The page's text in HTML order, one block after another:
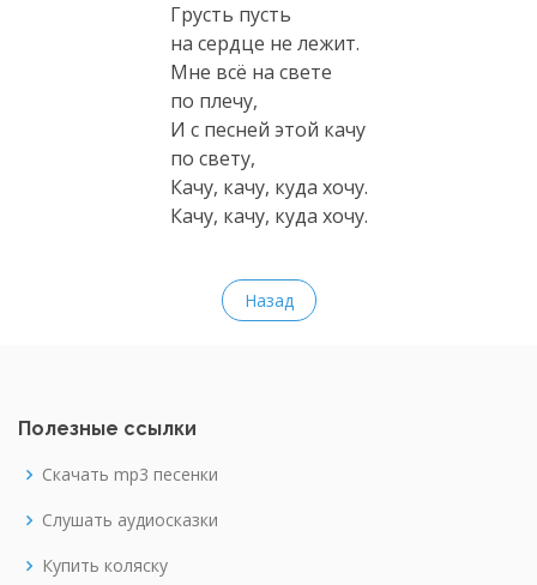
Грусть пусть
на сердце не лежит.
Мне всё на свете
по плечу,
И с песней этой качу
по свету,
Качу, качу, куда хочу.
Качу, качу, куда хочу.
Назад
Полезные ссылки
Скачать mp3 песенки
Слушать аудиосказки
Купить коляску